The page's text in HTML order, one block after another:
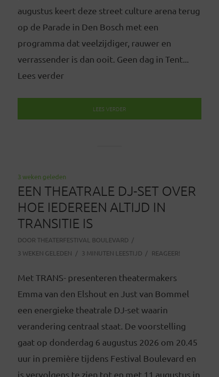
augustus keert deze street culture arena terug
op de Parade in Den Bosch met een
programma dat veelzijdiger, rauwer en
verrassender is dan ooit. Geen dag in Tent...
Lees verder
LEES VERDER
3 weken geleden
EEN THEATRALE DJ-SET OVER
HOE IEDEREEN ALTIJD IN
TRANSITIE IS
DOOR THEATERFESTIVAL BOULEVARD
3 WEKEN GELEDEN
3 MINUTEN LEESTIJD REAGEER!
Met TRANS- presenteren theatermakers
Emma van den Elshout en Just van Bommel
een energieke theatrale DJ-set waarin
verandering centraal staat. De voorstelling
gaat op donderdag 6 augustus 2026 om 20.45
uur in première tijdens Festival Boulevard en
is vervolgens te zien tot en met 11 augustus in